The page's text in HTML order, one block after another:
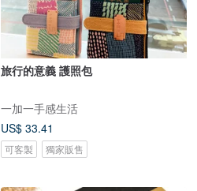
旅行的意義 護照包
一加一手感生活
US$ 33.41
可客製 獨家販售